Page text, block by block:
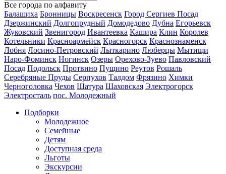
Все города по алфавиту
Балашиха Бронницы Воскресенск Город Сергиев Посад
Дзержинский Долгопрудный Домодедово Дубна Егорьевск
Жуковский Звенигород Ивантеевка Кашира Клин Королев
Котельники Красноармейск Красногорск Краснознаменск
Лобня Лосино-Петровский Лыткарино Люберцы Мытищи
Наро-Фоминск Ногинск Озеры Орехово-Зуево Павловский
Посад Подольск Протвино Пущино Реутов Рошаль
Серебряные Пруды Серпухов Талдом Фрязино Химки
Черноголовка Чехов Шатура Шаховская Электрогорск
Электросталь пос. Молодежный
Подборки
Молодежное
Семейные
Детям
Доступная среда
Льготы
Экскурсии